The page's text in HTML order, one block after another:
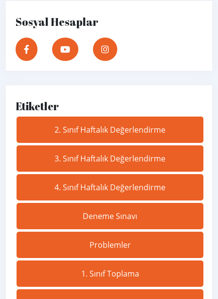
Sosyal Hesaplar
Etiketler
2. Sınıf Haftalık Değerlendirme
3. Sınıf Haftalık Değerlendirme
4. Sınıf Haftalık Değerlendirme
Deneme Sınavı
Problemler
1. Sınıf Toplama